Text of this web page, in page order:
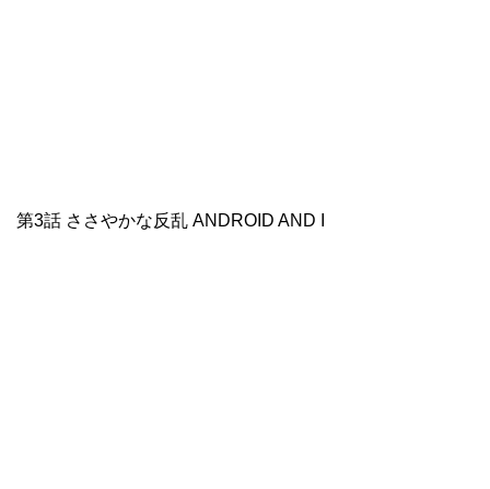
第3話 ささやかな反乱 ANDROID AND I